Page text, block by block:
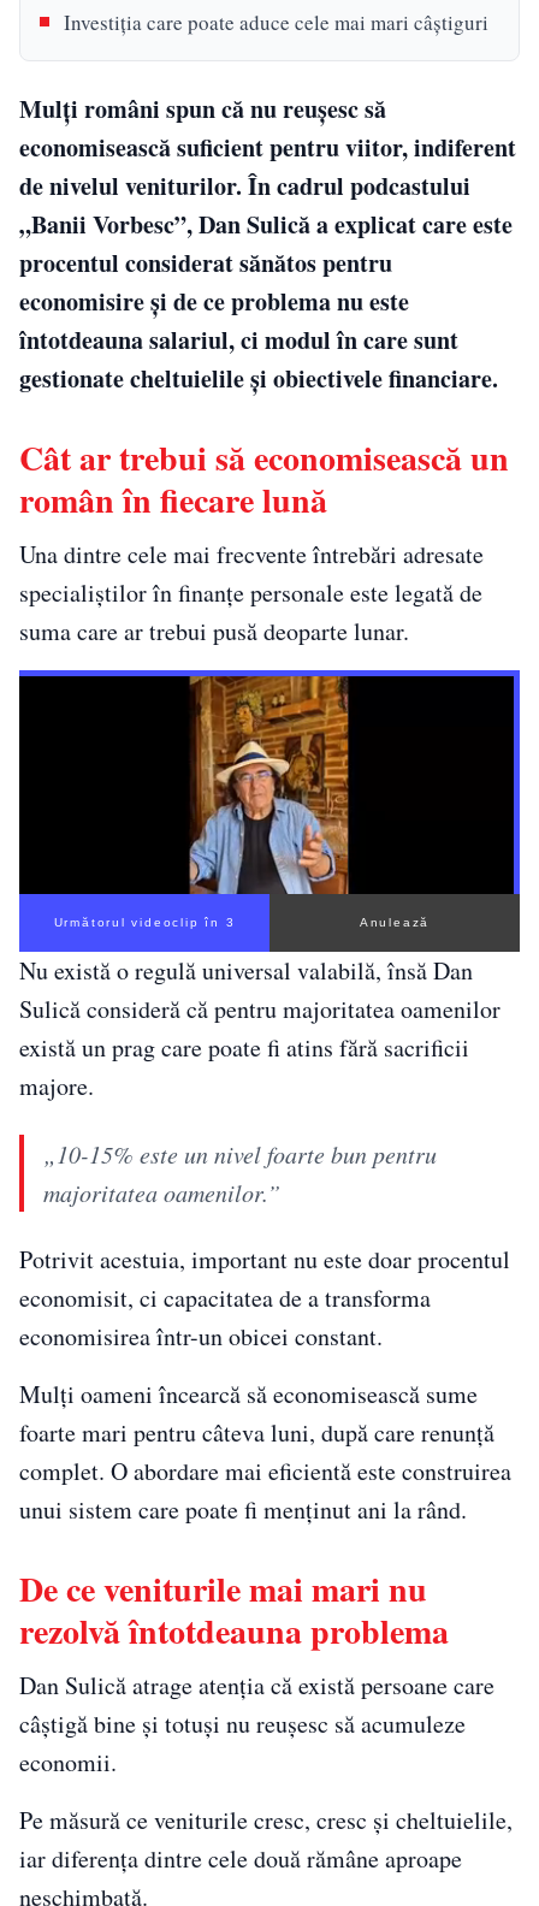
Investiția care poate aduce cele mai mari câștiguri
Mulți români spun că nu reușesc să
economisească suficient pentru viitor, indiferent
de nivelul veniturilor. În cadrul podcastului
„Banii Vorbesc”, Dan Sulică a explicat care este
procentul considerat sănătos pentru
economisire și de ce problema nu este
întotdeauna salariul, ci modul în care sunt
gestionate cheltuielile și obiectivele financiare.
Cât ar trebui să economisească un
român în fiecare lună
Una dintre cele mai frecvente întrebări adresate
specialiștilor în finanțe personale este legată de
suma care ar trebui pusă deoparte lunar.
Următorul videoclip în 2 Anulează
Nu există o regulă universal valabilă, însă Dan
Sulică consideră că pentru majoritatea oamenilor
există un prag care poate fi atins fără sacrificii
majore.
„10-15% este un nivel foarte bun pentru
majoritatea oamenilor.”
Potrivit acestuia, important nu este doar procentul
economisit, ci capacitatea de a transforma
economisirea într-un obicei constant.
Mulți oameni încearcă să economisească sume
foarte mari pentru câteva luni, după care renunță
complet. O abordare mai eficientă este construirea
unui sistem care poate fi menținut ani la rând.
De ce veniturile mai mari nu
rezolvă întotdeauna problema
Dan Sulică atrage atenția că există persoane care
câștigă bine și totuși nu reușesc să acumuleze
economii.
Pe măsură ce veniturile cresc, cresc și cheltuielile,
iar diferența dintre cele două rămâne aproape
neschimbată.